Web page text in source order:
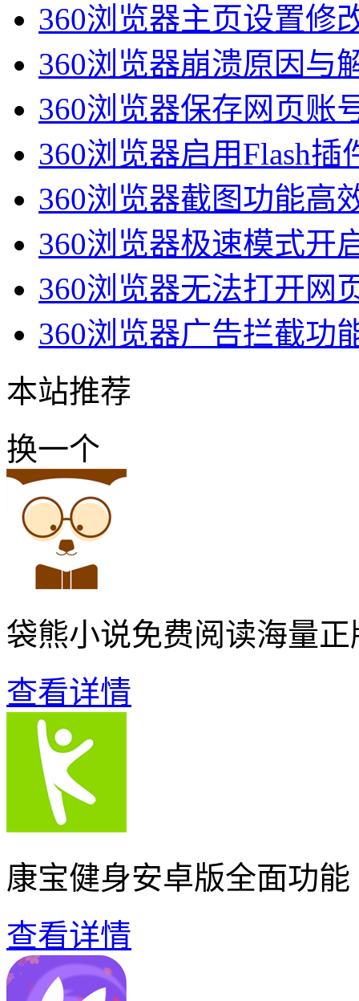
360浏览器主页设置修
360浏览器崩溃原因与
360浏览器保存网页账
360浏览器启用Flash插
360浏览器截图功能高
360浏览器极速模式开
360浏览器无法打开网
360浏览器广告拦截功
本站推荐
换一个
袋熊小说免费阅读海量正
查看详情
康宝健身安卓版全面功能
查看详情